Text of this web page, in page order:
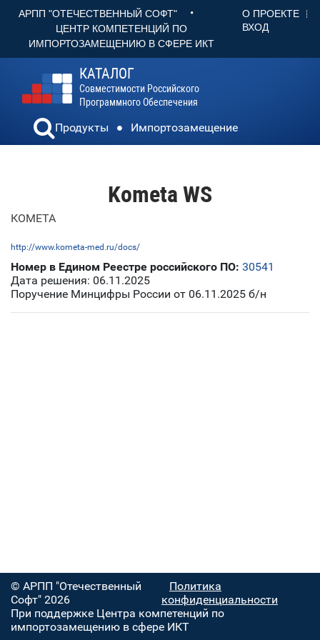
АРПП "ОТЕЧЕСТВЕННЫЙ СОФТ" •
ЦЕНТР КОМПЕТЕНЦИЙ ПО
ИМПОРТОЗАМЕЩЕНИЮ В СФЕРЕ ИКТ
О ПРОЕКТЕ
ВХОД
КАТАЛОГ
Совместимости Российского
Программного Обеспечения
Продукты Импортозамещение
Kometa WS
КОМЕТА
http://www.kometa-med.ru/docs/
Номер в Едином Реестре российского ПО: 30541
Дата решения: 06.11.2025
Поручение Минцифры России от 06.11.2025 б/н
© АРПП "Отечественный
Софт" 2026
Политика
конфиденциальности
При поддержке Центра компетенций по
импортозамещению в сфере ИКТ